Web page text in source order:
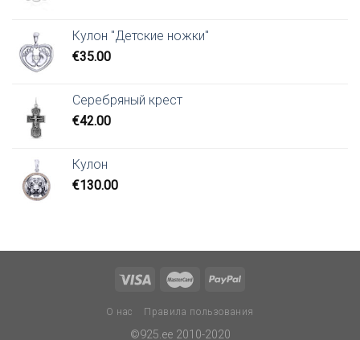
Кулон "Детские ножки"
€35.00
Серебряный крест
€42.00
Кулон
€130.00
О нас Правила пользования
©925.ee 2010-2020